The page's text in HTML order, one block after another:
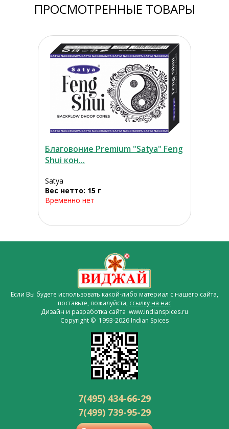
ПРОСМОТРЕННЫЕ ТОВАРЫ
Благовоние Premium "Satya" Feng
Shui кон...
Satya
Вес нетто: 15 г
Временно нет
Если Вы будете использовать какой-либо материал с нашего сайта,
поставьте, пожалуйста, ссылку на нас
Дизайн и разработка сайта www.indianspices.ru
Copyright © 1993-2026 Indian Spices
7(495) 434-66-29
7(499) 739-95-29